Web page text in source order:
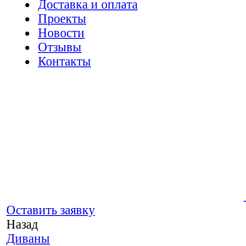
Доставка и оплата
Проекты
Новости
Отзывы
Контакты
Оставить заявку
Назад
Диваны